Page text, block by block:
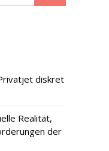
diskret
Realität,
der